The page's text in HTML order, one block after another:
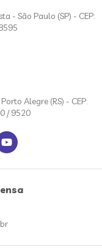
- São Paulo (SP) - CEP:
Alegre (RS) - CEP:
/ 9520